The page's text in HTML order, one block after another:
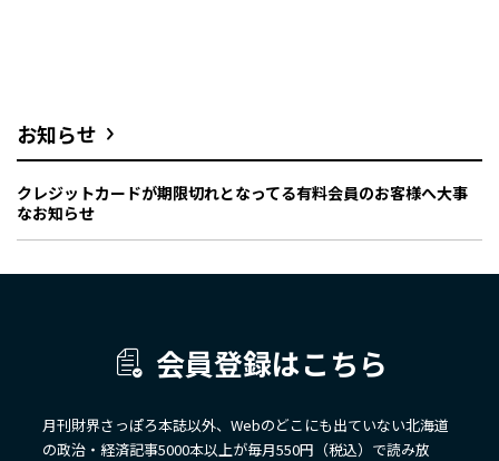
お知らせ
クレジットカードが期限切れとなってる有料会員のお客様へ大事
なお知らせ
会員登録はこちら
月刊財界さっぽろ本誌以外、Webのどこにも出ていない北海道
の政治・経済記事5000本以上が毎月550円（税込）で読み放